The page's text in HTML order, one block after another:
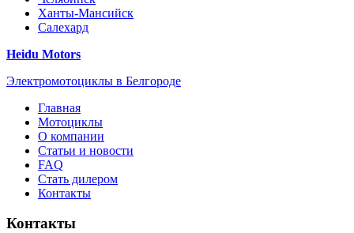
Ханты-Мансийск
Салехард
Heidu Motors
Электромотоциклы в Белгороде
Главная
Мотоциклы
О компании
Статьи и новости
FAQ
Стать дилером
Контакты
Контакты